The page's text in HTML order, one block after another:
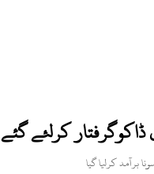
کرلئے گئے